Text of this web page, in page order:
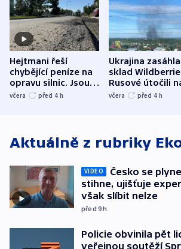
Hejtmani řeší
chybějící peníze na
opravu silnic. Jsou
nenárokové, namítá
včera před 4 h
Ukrajina zasáhla
sklad
Rusové útočili
trh, hasiče či
včera před 4 h
Aktuálně z rubriky
VIDEO
Česko se
stihne, ujišťuje
však slíbit nelze
před 9h
Policie obvinila pět
veřejnou soutěží